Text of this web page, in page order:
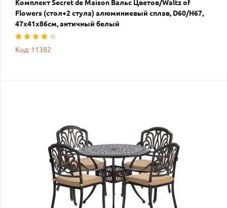
Комплект Secret de Maison Вальс Цветов/Waltz of
Flowers (стол+2 стула) алюминиевый сплав, D60/H67,
47х41х86см, античный белый
Код: 11382